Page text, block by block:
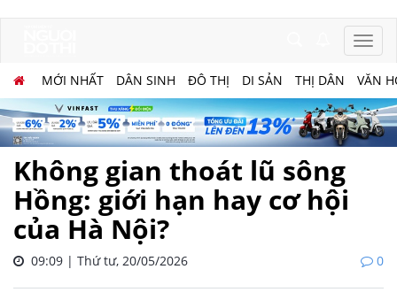
MỚI NHẤT DÂN SINH ĐÔ THỊ DI SẢN THỊ DÂN VĂN
Không gian thoát lũ sông
Hồng: giới hạn hay cơ hội
của Hà Nội?
09:09 | Thứ tư, 20/05/2026 0